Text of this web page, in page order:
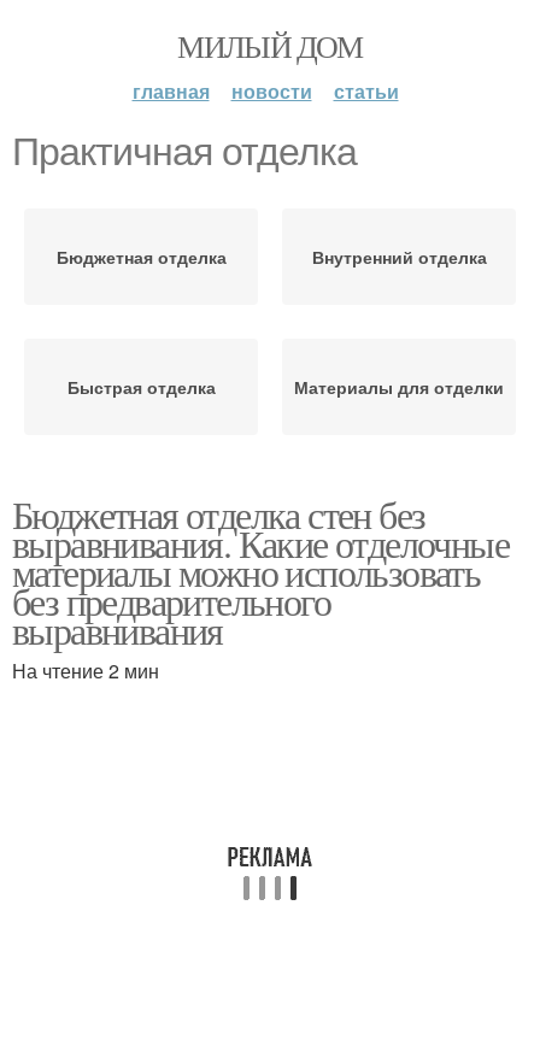
МИЛЫЙ ДОМ
главная новости статьи
Практичная отделка
Бюджетная отделка Внутренний отделка
Быстрая отделка Материалы для отделки
Бюджетная отделка стен без
выравнивания. Какие отделочные
материалы можно использовать
без предварительного
выравнивания
На чтение 2 мин